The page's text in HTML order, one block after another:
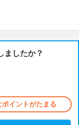
ましたか？
ポイントがたまる